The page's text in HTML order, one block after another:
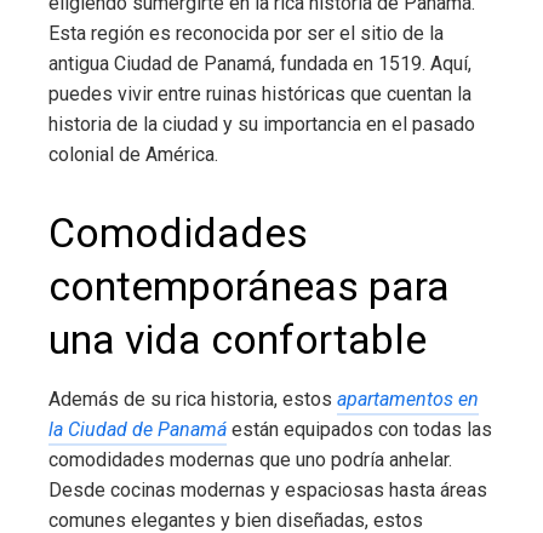
Esta región es reconocida por ser el sitio de la
antigua Ciudad de Panamá, fundada en 1519. Aquí,
puedes vivir entre ruinas históricas que cuentan la
historia de la ciudad y su importancia en el pasado
colonial de América.
Comodidades
contemporáneas para
una vida confortable
Además de su rica historia, estos apartamentos en
la Ciudad de Panamá están equipados con todas las
comodidades modernas que uno podría anhelar.
Desde cocinas modernas y espaciosas hasta áreas
comunes elegantes y bien diseñadas, estos